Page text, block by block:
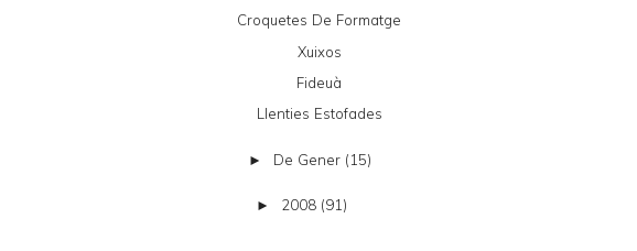
Croquetes De Formatge
Xuixos
Fideuà
Llenties Estofades
► De Gener (15)
► 2008 (91)